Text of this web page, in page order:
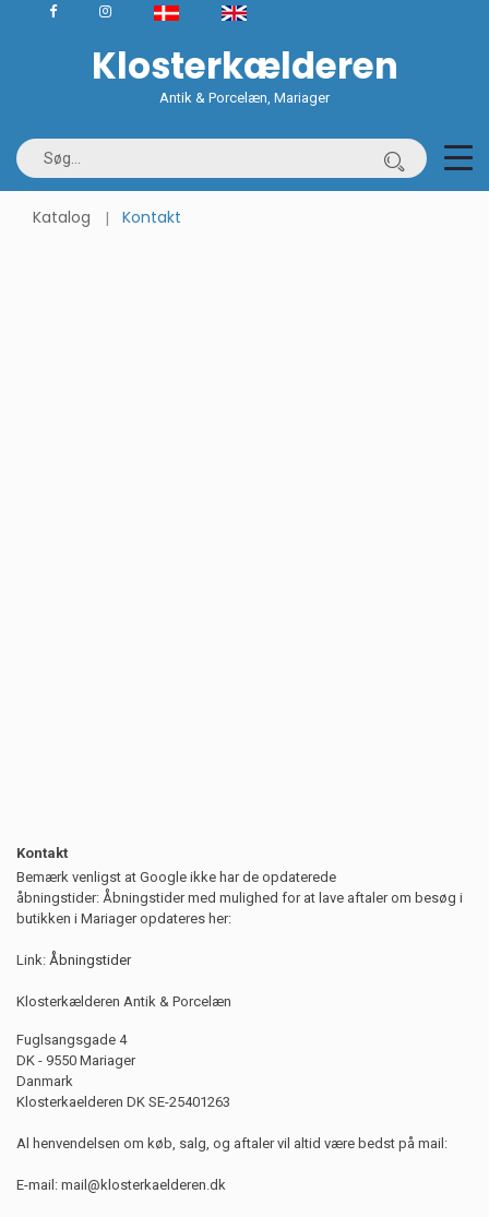
Klosterkælderen
Antik & Porcelæn, Mariager
Katalog Kontakt
Kontakt
Bemærk venligst at Google ikke har de opdaterede
åbningstider: Åbningstider med mulighed for at lave aftaler om besøg i
butikken i Mariager opdateres her:
Link: Åbningstider
Klosterkælderen Antik & Porcelæn
Fuglsangsgade 4
DK - 9550 Mariager
Danmark
Klosterkaelderen DK SE-25401263
Al henvendelsen om køb, salg, og aftaler vil altid være bedst på mail:
E-mail: mail@klosterkaelderen.dk